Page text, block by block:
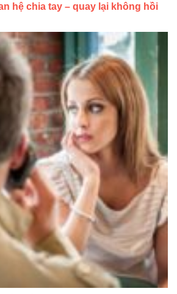
hệ chia tay – quay lại không hồi